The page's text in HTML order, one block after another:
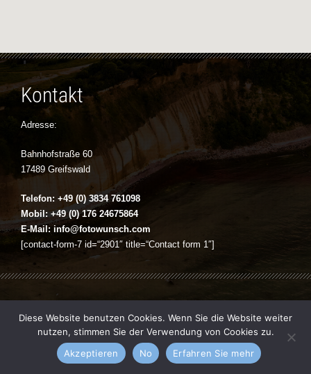
Kontakt
Adresse:
Bahnhofstraße 60
17489 Greifswald
Telefon: +49 (0) 3834 761098
Mobil: +49 (0) 176 24675864
E-Mail: info@fotowunsch.com
[contact-form-7 id=“2901″ title=“Contact form 1″]
Diese Website benutzen Cookies. Wenn Sie die Website weiter
nutzen, stimmen Sie der Verwendung von Cookies zu.
Akzeptieren
No Erfahren Sie mehr